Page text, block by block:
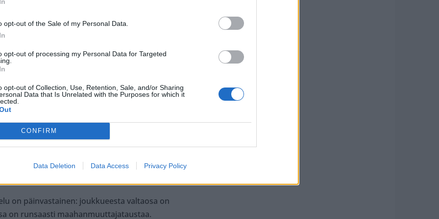
opt-out of the Sale of my Personal Data.
opt-out of processing my Personal Data for Targeted
opt-out of Collection, Use, Retention, Sale, and/or Sharing
Data that Is Unrelated with the Purposes for which it
CONFIRM
Data Deletion Data Access Privacy Policy
tai joukkuetta, jossa on enemmän etnisesti
Eli Ranskaa en voi kannattaa koskaan, en edes
olla ulkomaalaisia? En käsitä tuota logiikkaa. Ei
futiskentälle. Silläpä maajoukkuekin on ton
valkoinen mieskin osaa pelata palloa.
afrikkalaistaustaisia pelaajia on julkisten
on päinvastainen: joukkueesta valtaosa on
on runsaasti maahanmuuttajataustaa.